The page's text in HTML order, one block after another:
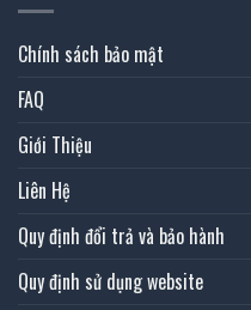
Chính sách bảo mật
FAQ
Giới Thiệu
Liên Hệ
Quy định đổi trả và bảo hành
Quy định sử dụng website